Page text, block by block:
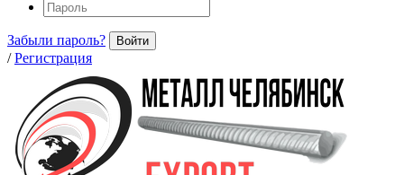
Забыли пароль? Войти
/ Регистрация